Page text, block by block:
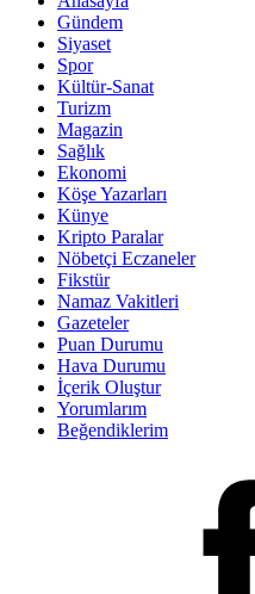
Gündem
Siyaset
Spor
Kültür-Sanat
Turizm
Magazin
Sağlık
Ekonomi
Köşe Yazarları
Künye
Kripto Paralar
Nöbetçi Eczaneler
Fikstür
Namaz Vakitleri
Gazeteler
Puan Durumu
Hava Durumu
İçerik Oluştur
Yorumlarım
Beğendiklerim